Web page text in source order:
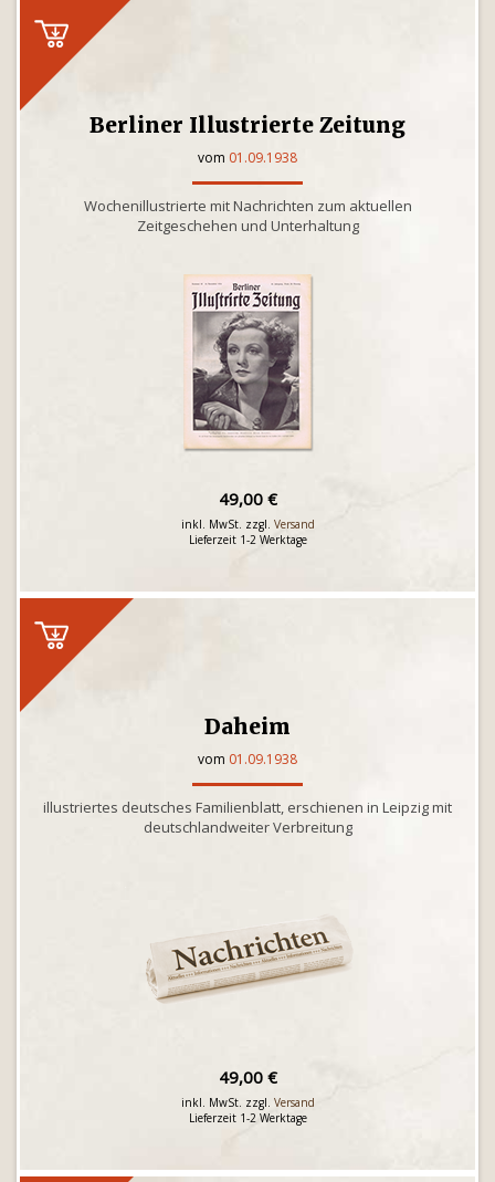
Berliner Illustrierte Zeitung
vom 01.09.1938
Wochenillustrierte mit Nachrichten zum aktuellen
Zeitgeschehen und Unterhaltung
49,00 €
inkl. MwSt. zzgl. Versand
Lieferzeit 1-2 Werktage
Daheim
vom 01.09.1938
illustriertes deutsches Familienblatt, erschienen in Leipzig mit
deutschlandweiter Verbreitung
49,00 €
inkl. MwSt. zzgl. Versand
Lieferzeit 1-2 Werktage